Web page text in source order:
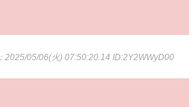
：2025/05/06(火) 07:50:20.14 ID:2Y2WWyD00